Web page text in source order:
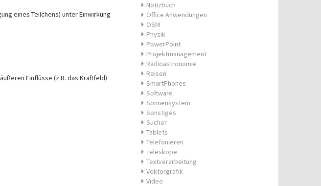
eines Teilchens) unter Einwirkung
Einflüsse (z.B. das Kraftfeld)
Notizbuch
Office Anwendungen
OSM
Physik
PowerPoint
Projektmanagement
Radioastronomie
Reisen
SmartPhones
Software
Sonnensystem
Sonstiges
Sucher
Tablets
Telefonieren
Teleskope
Textverarbeitung
Vektorgrafik
Video